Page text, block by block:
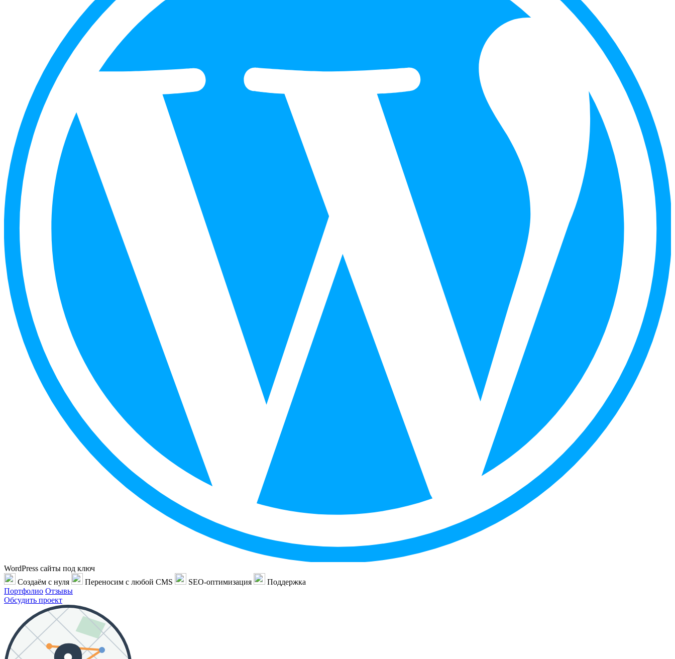
WordPress сайты под ключ
Создаём с нуля
Переносим с любой CMS SEO-оптимизация
Поддержка
Портфолио Отзывы
Обсудить проект